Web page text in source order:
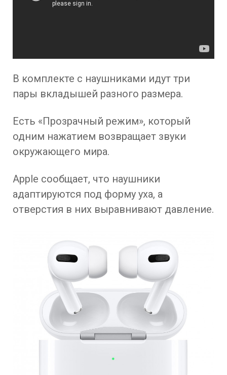
В комплекте с наушниками идут три
пары вкладышей разного размера.
Есть «Прозрачный режим», который
одним нажатием возвращает звуки
окружающего мира.
Apple сообщает, что наушники
адаптируются под форму уха, а
отверстия в них выравнивают давление.